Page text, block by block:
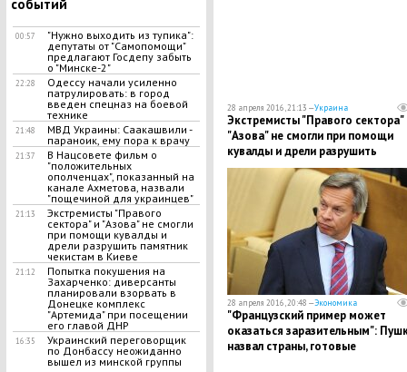
событий
00:57
"Нужно выходить из тупика":
депутаты от "Самопомощи"
предлагают Госдепу забыть
о "Минске-2"
22:28
Одессу начали усиленно
патрулировать: в город
введен спецназ на боевой
технике
21:48
МВД Украины: Саакашвили -
параноик, ему пора к врачу
21:37
В Нацсовете фильм о
"положительных
ополченцах", показанный на
канале Ахметова, назвали
"пощечиной для украинцев"
21:13
Экстремисты "Правого
сектора" и "Азова" не смогли
при помощи кувалды и
дрели разрушить памятник
чекистам в Киеве
21:12
Попытка покушения на
Захарченко: диверсанты
планировали взорвать в
Донецке комплекс
"Артемида" при посещении
его главой ДНР
16:35
Украинский переговорщик
по Донбассу неожиданно
вышел из минской группы
28 апреля 2016, 21:13 —Украина
Экстремисты "Правого сектора"
"Азова" не смогли при помощи
кувалды и дрели разрушить
памятник чекистам в Киеве
28 апреля 2016, 20:48 —Экономика
"Французский пример может
оказаться заразительным":
назвал страны, готовые